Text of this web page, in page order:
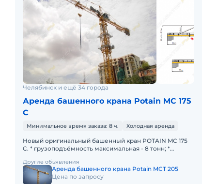
Челябинск и ещё 34 города
Аренда башенного крана Potain MC 175
С
Минимальное время заказа: 8 ч. Холодная аренда
Новый оригинальный башенный кран POTAIN MC 175
C. * грузоподъёмность максимальная - 8 тонн; *
стрелы -
Другие объявления
Аренда башенного крана Potain MCT 205
Цена по запросу